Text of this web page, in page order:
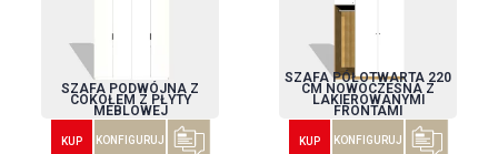
SZAFA PODWÓJNA Z
COKOŁEM Z PŁYTY
MEBLOWEJ
KUP KONFIGURUJ
SZAFA PÓŁOTWARTA 220
CM NOWOCZESNA Z
LAKIEROWANYMI
FRONTAMI
KUP KONFIGURUJ